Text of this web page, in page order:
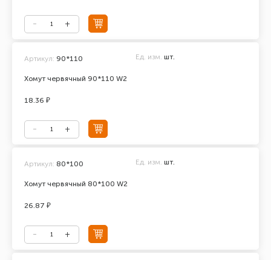
Хомут червячный 90*110 W2
Артикул: 90*110 Ед. изм. шт.
18.36 ₽
Хомут червячный 80*100 W2
Артикул: 80*100 Ед. изм. шт.
26.87 ₽